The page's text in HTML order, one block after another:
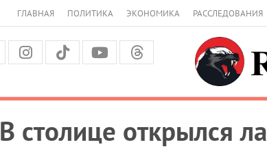
ГЛАВНАЯ ПОЛИТИКА ЭКОНОМИКА РАССЛЕДОВАНИЯ
В столице открылся